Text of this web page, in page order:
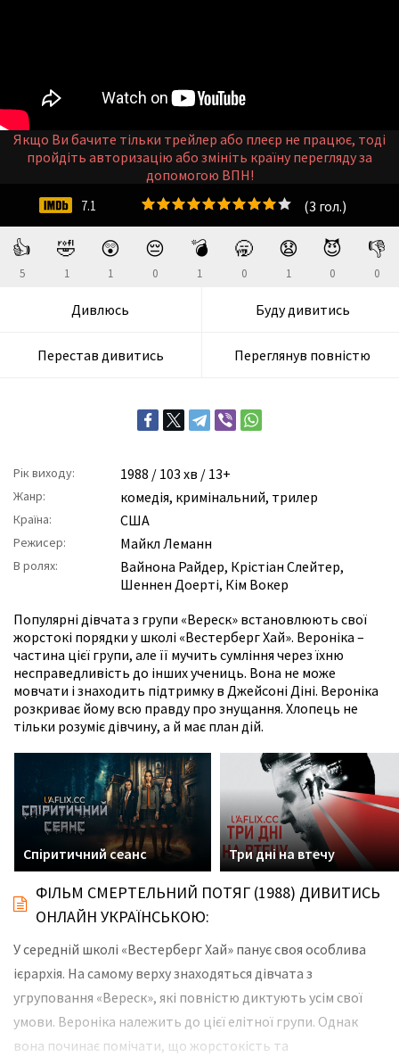
👍
5
🤣
1
😲
1
😔
0
💣
1
🥱
0
😧
1
😈
0
👎
0
Дивлюсь Буду дивитись
Перестав дивитись Переглянув повністю
Рік виходу: 1988 / 103 хв / 13+
Жанр: комедія, кримінальний, трилер
Країна: США
Режисер: Майкл Леманн
В ролях: Вайнона Райдер, Крістіан Слейтер,
Шеннен Доерті, Кім Вокер
Популярні дівчата з групи «Вереск» встановлюють свої
жорстокі порядки у школі «Вестерберг Хай». Вероніка –
частина цієї групи, але її мучить сумління через їхню
несправедливість до інших учениць. Вона не може
мовчати і знаходить підтримку в Джейсоні Діні. Вероніка
розкриває йому всю правду про знущання. Хлопець не
тільки розуміє дівчину, а й має план дій.
(3 гол.)
7.1
Якщо Ви бачите тільки трейлер або плеєр не працює, тоді
пройдіть авторизацію або змініть країну перегляду за
допомогою ВПН!
Спіритичний сеанс Три дні на втечу
ФІЛЬМ СМЕРТЕЛЬНИЙ ПОТЯГ (1988) ДИВИТИСЬ
ОНЛАЙН УКРАЇНСЬКОЮ:
У середній школі «Вестерберг Хай» панує своя особлива
ієрархія. На самому верху знаходяться дівчата з
угруповання «Вереск», які повністю диктують усім свої
умови. Вероніка належить до цієї елітної групи. Однак
вона починає помічати, що жорстокість та